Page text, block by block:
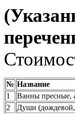
№ Название
1
Ванны пресные,
2
Души